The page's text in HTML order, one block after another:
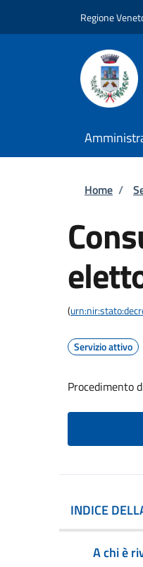
Regione
Home /
(
Servizio attivo
Procedimento
INDICE
A chi è